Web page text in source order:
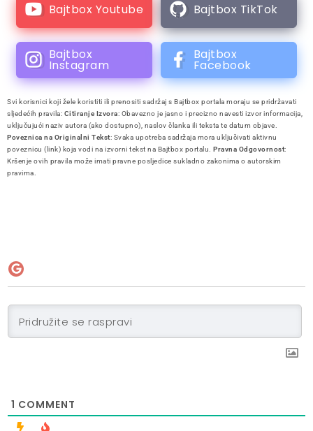
Bajtbox Youtube Bajtbox TikTok
Bajtbox
Instagram
Bajtbox
Facebook
Svi korisnici koji žele koristiti ili prenositi sadržaj s Bajtbox portala moraju se pridržavati
sljedećih pravila: Citiranje Izvora: Obavezno je jasno i precizno navesti izvor informacija,
uključujući naziv autora (ako dostupno), naslov članka ili teksta te datum objave.
Poveznica na Originalni Tekst: Svaka upotreba sadržaja mora uključivati aktivnu
poveznicu (link) koja vodi na izvorni tekst na Bajtbox portalu. Pravna Odgovornost:
Kršenje ovih pravila može imati pravne posljedice sukladno zakonima o autorskim
pravima.
1 COMMENT